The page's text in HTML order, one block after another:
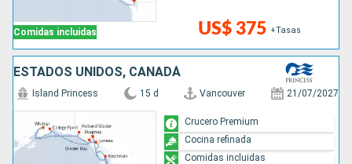
Comidas incluidas US$ 375 +Tasas
ESTADOS UNIDOS, CANADÁ
Island Princess 15 d Vancouver 21/07/2027
Crucero Premium
Cocina refinada
Comidas incluidas